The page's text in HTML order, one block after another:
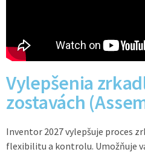
Vylepšenia
zostavách
Inventor 2027 vylepšuje proces
flexibilitu a kontrolu. Umožňuje